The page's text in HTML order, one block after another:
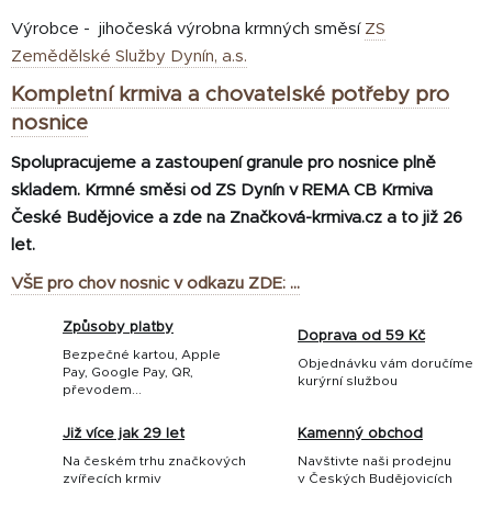
Výrobce - jihočeská výrobna krmných směsí ZS
Zemědělské Služby Dynín, a.s.
Kompletní krmiva a chovatelské potřeby pro
nosnice
Spolupracujeme a zastoupení granule pro nosnice plně
skladem. Krmné směsi od ZS Dynín v REMA CB Krmiva
České Budějovice a zde na Značková-krmiva.cz a to již 26
let.
VŠE pro chov nosnic v odkazu ZDE: ...
Způsoby platby
Bezpečné kartou, Apple
Pay, Google Pay, QR,
převodem...
Doprava od 59 Kč
Objednávku vám doručíme
kurýrní službou
Již více jak 29 let
Na českém trhu značkových
zvířecích krmiv
Kamenný obchod
Navštivte naši prodejnu
v Českých Budějovicích